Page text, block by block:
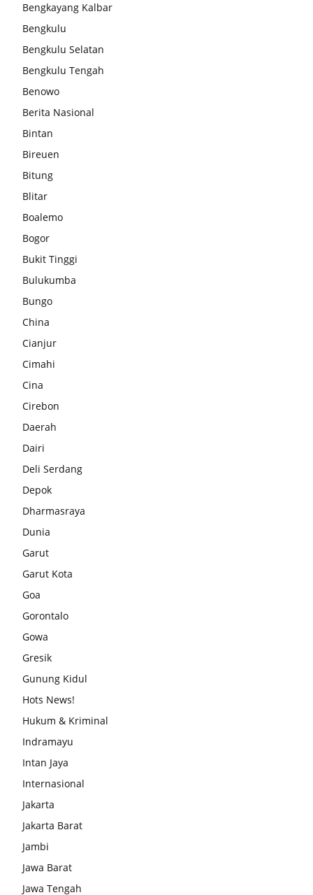
Bengkayang Kalbar
Bengkulu
Bengkulu Selatan
Bengkulu Tengah
Benowo
Berita Nasional
Bintan
Bireuen
Bitung
Blitar
Boalemo
Bogor
Bukit Tinggi
Bulukumba
Bungo
China
Cianjur
Cimahi
Cina
Cirebon
Daerah
Dairi
Deli Serdang
Depok
Dharmasraya
Dunia
Garut
Garut Kota
Goa
Gorontalo
Gowa
Gresik
Gunung Kidul
Hots News!
Hukum & Kriminal
Indramayu
Intan Jaya
Internasional
Jakarta
Jakarta Barat
Jambi
Jawa Barat
Jawa Tengah